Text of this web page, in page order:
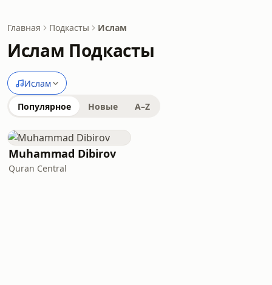
Главная Подкасты Ислам
Ислам Подкасты
Ислам
Популярное Новые A–Z
Muhammad Dibirov
Quran Central